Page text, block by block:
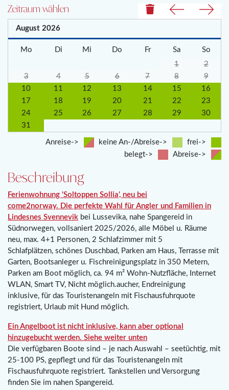
Zeitraum wählen
August 2026
Mo Di Mi Do Fr Sa
So
1
2
3
4 5 6 7 8
9
10
11 12 13 14 15
16
17
18 19 20 21 22
23
24
25 26 27 28 29
30
31
frei->
keine An-/Abreise->
Anreise->
Abreise->
belegt->
Beschreibung
Ferienwohnung 'Soltoppen Sollia', neu bei
come2norway. Die perfekte Wahl für Angler und Familien in
Lindesnes Svennevik bei Lussevika, nahe Spangereid in
Südnorwegen, vollsaniert 2025/2026, alle Möbel u. Räume
neu, max. 4+1 Personen, 2 Schlafzimmer mit 5
Schlafplätzen, schönes Duschbad, Parken am Haus, Terrasse mit
Garten, Bootsanleger u. Fischreinigungsplatz in 350 Metern,
Parken am Boot möglich, ca. 94 m² Wohn-Nutzfläche, Internet
WLAN, Smart TV, Nicht möglich.aucher, Endreinigung
inklusive, für das Touristenangeln mit Fischausfuhrquote
registriert, Urlaub mit Hund möglich.
Ein Angelboot ist nicht inklusive, kann aber optional
hinzugebucht werden. Siehe weiter unten
Die verfügbaren Boote sind – je nach Auswahl – seetüchtig, mit
25-100 PS, gepflegt und für das Touristenangeln mit
Fischausfuhrquote registriert. Tankstellen und Versorgung
finden Sie im nahen Spangereid.